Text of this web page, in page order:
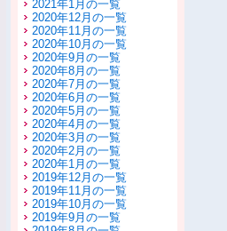
2021年1月の一覧
2020年12月の一覧
2020年11月の一覧
2020年10月の一覧
2020年9月の一覧
2020年8月の一覧
2020年7月の一覧
2020年6月の一覧
2020年5月の一覧
2020年4月の一覧
2020年3月の一覧
2020年2月の一覧
2020年1月の一覧
2019年12月の一覧
2019年11月の一覧
2019年10月の一覧
2019年9月の一覧